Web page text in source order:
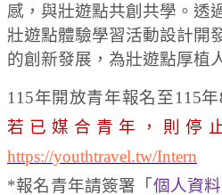
感，與壯遊點共創共學。透
壯遊點體驗學習活動設計開
的創新發展，為壯遊點厚植
115年開放青年報名至115
若已媒合青年，則停
https://youthtravel.tw/Intern
*報名青年請簽署「個人資